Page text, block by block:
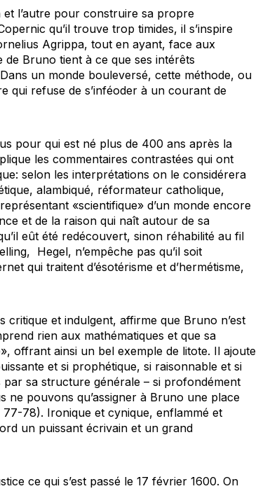
et l’autre pour construire sa propre
qu’il trouve trop timides, il s’inspire
Agrippa, tout en ayant, face aux
de Bruno tient à ce que ses intérêts
un monde bouleversé, cette méthode, ou
qui refuse de s’inféoder à un courant de
pour qui est né plus de 400 ans après la
les commentaires contrastées qui ont
selon les interprétations on le considérera
alambiqué, réformateur catholique,
«scientifique» d’un monde encore
et de la raison qui naît autour de sa
eût été redécouvert, sinon réhabilité au fil
Hegel, n’empêche pas qu’il soit
qui traitent d’ésotérisme et d’hermétisme,
critique et indulgent, affirme que Bruno n’est
rien aux mathématiques et que sa
offrant ainsi un bel exemple de litote. Il ajoute
et si prophétique, si raisonnable et si
par sa structure générale – si profondément
ne pouvons qu’assigner à Bruno une place
77-78). Ironique et cynique, enflammé et
un puissant écrivain et un grand
ce qui s’est passé le 17 février 1600. On